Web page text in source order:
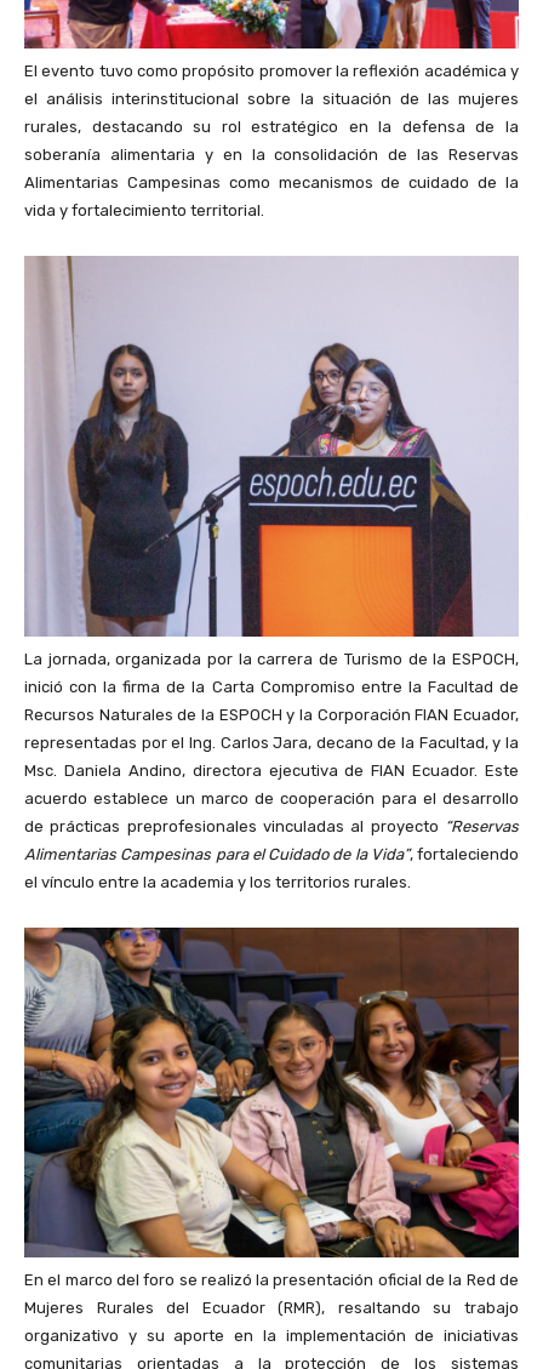
El evento tuvo como propósito promover la reflexión académica y
el análisis interinstitucional sobre la situación de las mujeres
rurales, destacando su rol estratégico en la defensa de la
soberanía alimentaria y en la consolidación de las Reservas
Alimentarias Campesinas como mecanismos de cuidado de la
vida y fortalecimiento territorial.
La jornada, organizada por la carrera de Turismo de la ESPOCH,
inició con la firma de la Carta Compromiso entre la Facultad de
Recursos Naturales de la ESPOCH y la Corporación FIAN Ecuador,
representadas por el Ing. Carlos Jara, decano de la Facultad, y la
Msc. Daniela Andino, directora ejecutiva de FIAN Ecuador. Este
acuerdo establece un marco de cooperación para el desarrollo
de prácticas preprofesionales vinculadas al proyecto “Reservas
Alimentarias Campesinas para el Cuidado de la Vida”, fortaleciendo
el vínculo entre la academia y los territorios rurales.
En el marco del foro se realizó la presentación oficial de la Red de
Mujeres Rurales del Ecuador (RMR), resaltando su trabajo
organizativo y su aporte en la implementación de iniciativas
comunitarias orientadas a la protección de los sistemas